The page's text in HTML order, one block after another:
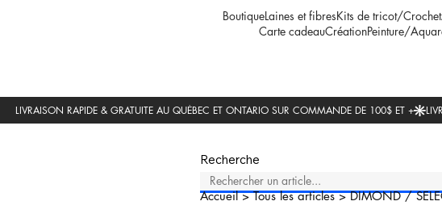
BoutiqueLaines et fibresKits de tricot/Crochet
Carte cadeauCréationPeinture/
Recherche
Accueil>Tous les articles>DIMOND /